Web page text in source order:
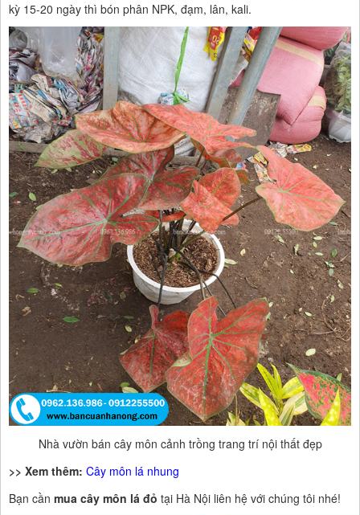
kỳ 15-20 ngày thì bón phân NPK, đạm, lân, kali.
Nhà vườn bán cây môn cảnh trồng trang trí nội thất đẹp
>> Xem thêm: Cây môn lá nhung
Bạn cần mua cây môn lá đỏ tại Hà Nội liên hệ với chúng tôi nhé!